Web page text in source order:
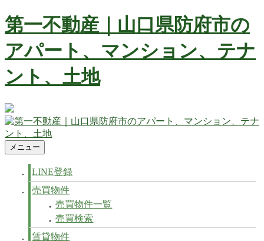
コ
ン
テ
ン
ツ
へ
キ
ッ
プ
第一不動産｜山口県防府市の
アパート、マンション、テナ
ント、土地
防府市の不動産 賃貸、マンション、アパート、テナントなど
不動産の事ならお任せ下さい
第一不動産｜山口県防府市のアパート、マンション、テナン
ト、土地
防府市の不動産 賃貸、マンション、アパート、テナントなど
不動産の事ならお任せ下さい
メニュー
LINE登録
売買物件
売買物件一覧
売買検索
賃貸物件